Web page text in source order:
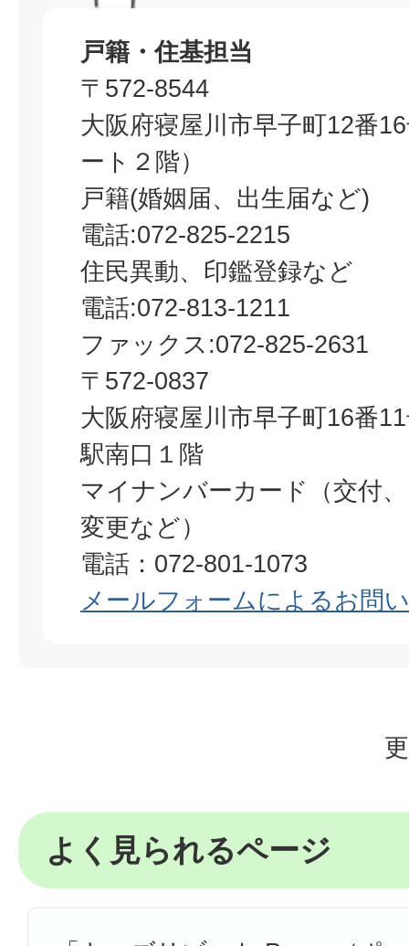
戸籍・住基担当
〒572-8544
大阪府寝屋川市早子町12番
ート２階）
戸籍(婚姻届、出生届など)
電話:072-825-2215
住民異動、印鑑登録など
電話:072-813-1211
ファックス:072-825-2631
〒572-0837
大阪府寝屋川市早子町16番
駅南口１階
マイナンバーカード（交付
変更など）
電話：072-801-1073
メールフォームによるお問
よく見られるページ